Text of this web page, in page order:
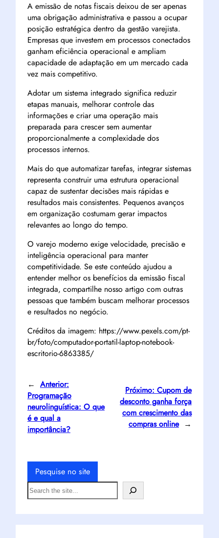
A emissão de notas fiscais deixou de ser apenas
uma obrigação administrativa e passou a ocupar
posição estratégica dentro da gestão varejista.
Empresas que investem em processos conectados
ganham eficiência operacional e ampliam
capacidade de adaptação em um mercado cada
vez mais competitivo.
Adotar um sistema integrado significa reduzir
etapas manuais, melhorar controle das
informações e criar uma operação mais
preparada para crescer sem aumentar
proporcionalmente a complexidade dos
processos internos.
Mais do que automatizar tarefas, integrar sistemas
representa construir uma estrutura operacional
capaz de sustentar decisões mais rápidas e
resultados mais consistentes. Pequenos avanços
em organização costumam gerar impactos
relevantes ao longo do tempo.
O varejo moderno exige velocidade, precisão e
inteligência operacional para manter
competitividade. Se este conteúdo ajudou a
entender melhor os benefícios da emissão fiscal
integrada, compartilhe nosso artigo com outras
pessoas que também buscam melhorar processos
e resultados no negócio.
Créditos da imagem: https://www.pexels.com/pt-
br/foto/computador-portatil-laptop-notebook-
escritorio-6863385/
← Anterior:
Programação
neurolinguística: O que
é e qual a
importância?
Próximo: Cupom de
desconto ganha força
com crescimento das
compras online →
Pesquise no site
S
e